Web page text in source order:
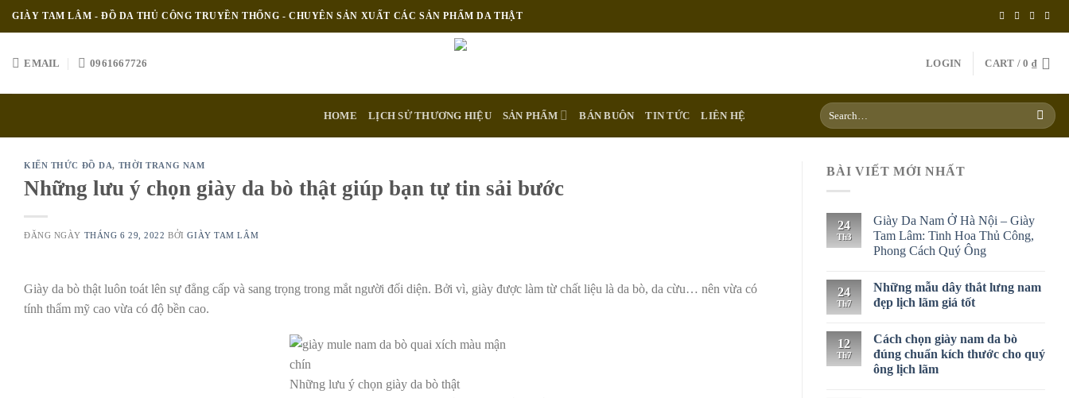
SkipGIÀY TAM LÂM - ĐỒ DA THỦ CÔNG TRUYỀN THỐNG - CHUYÊN SẢN XUẤT CÁC SẢN PHẨM DA THẬT
EMAIL 0961667726 LOGIN CART /0 ₫
HOME LỊCH SỬ THƯƠNG HIỆU SẢN PHẨM BÁN BUÔN TIN TỨC LIÊN HỆ
Search
for:
KIẾN THỨC ĐỒ DA, THỜI TRANG NAM
Những lưu ý chọn giày da bò thật giúp bạn tự tin sải bước
ĐĂNG NGÀY THÁNG 6 29, 2022 BỞIGIÀY TAM LÂM
Giày da bò thật luôn toát lên sự đẳng cấp và sang trọng trong mắt người đối diện. Bởi vì, giày được làm từ chất liệu là da bò, da cừu… nên vừa có
tính thẩm mỹ cao vừa có độ bền cao.
Những lưu ý chọn giày da bò thật
BÀI VIẾT MỚI NHẤT
24
Th3
Giày Da Nam Ở Hà Nội – Giày
Tam Lâm: Tinh Hoa Thủ Công,
Phong Cách Quý Ông
24
Th7
Những mẫu dây thắt lưng nam
đẹp lịch lãm giá tốt
12
Th7
Cách chọn giày nam da bò
đúng chuẩn kích thước cho quý
ông lịch lãm